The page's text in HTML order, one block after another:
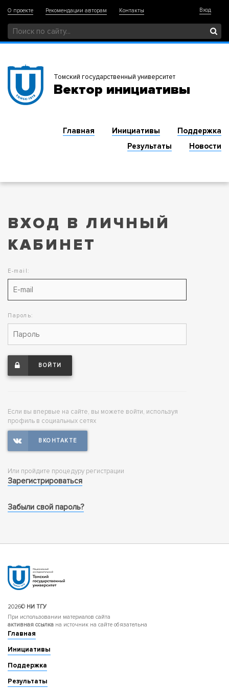
О проекте Рекомендации авторам Контакты Вход
Томский государственный университет
Вектор инициативы
Главная Инициативы
Поддержка
Результаты
Новости
ВХОД В ЛИЧНЫЙ
КАБИНЕТ
E-mail:
Пароль:
ВОЙТИ
Если вы впервые на сайте, вы можете войти, используя
профиль в социальных сетях
Или пройдите процедуру регистрации
Зарегистрироваться
Забыли свой пароль?
2026© НИ ТГУ
При использовании материалов сайта
активная ссылка на источник на сайте обязательна
Главная
Инициативы
Поддержка
Результаты